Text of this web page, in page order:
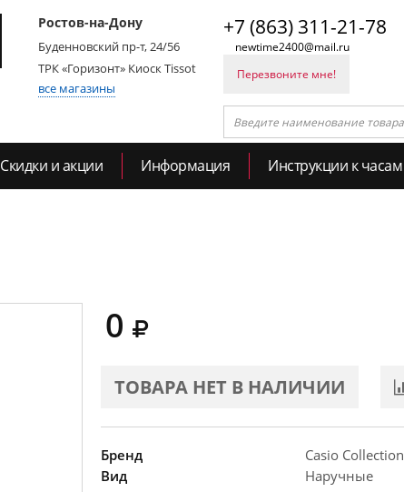
Ростов-на-Дону
Буденновский пр-т, 24/56
ТРК «Горизонт» Киоск Tissot
все магазины
+7 (863) 311-21-78
newtime2400@mail.ru
Перезвоните мне!
Скидки и акции Информация Инструкции к часам
0
ТОВАРА НЕТ В НАЛИЧИИ
Бренд
Casio Collection
Вид
Наручные